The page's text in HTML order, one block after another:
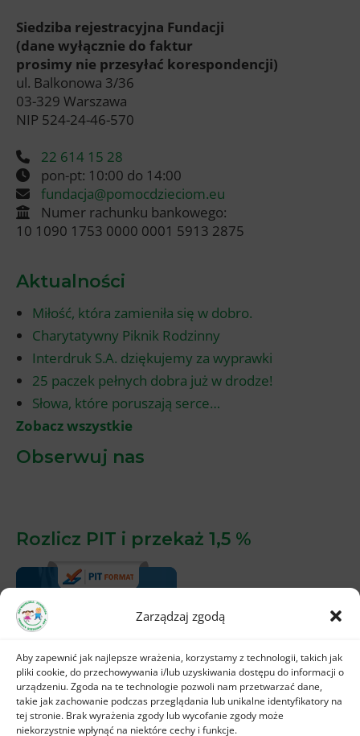
Zarządzaj zgodą
Aby zapewnić jak najlepsze wrażenia, korzystamy z technologii, takich jak
pliki cookie, do przechowywania i/lub uzyskiwania dostępu do informacji o
urządzeniu. Zgoda na te technologie pozwoli nam przetwarzać dane,
takie jak zachowanie podczas przeglądania lub unikalne identyfikatory na
tej stronie. Brak wyrażenia zgody lub wycofanie zgody może
niekorzystnie wpłynąć na niektóre cechy i funkcje.
Siedziba rejestracyjna Fundacji
(dane wyłącznie do faktur
prosimy nie przesyłać korespondencji)
ul. Balkonowa 3/36
03-329 Warszawa
NIP 524-24-46-570
22 614 15 28
pon-pt: 10:00 do 14:00
fundacja@pomocdzieciom.eu
Numer rachunku bankowego:
10 1090 1753 0000 0001 5913 2875
Aktualności
Miłość, która zamieniła się w dobro.
Charytatywny Piknik Rodzinny
Interdruk S.A. dziękujemy za wyprawki
25 paczek pełnych dobra już w drodze!
Słowa, które poruszają serce…
Zobacz wszystkie
Obserwuj nas
Rozlicz PIT i przekaż 1,5 %